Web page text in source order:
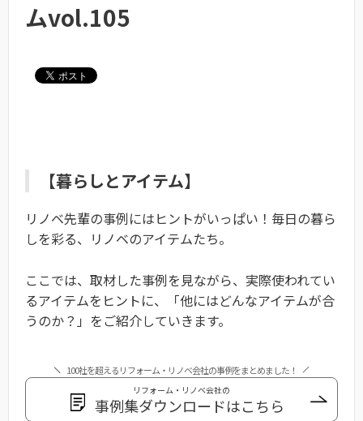
ムvol.105
【暮らしとアイテム】
リノベ先輩の事例にはヒントがいっぱい！毎日の暮ら
しを彩る、リノベのアイテムたち。
ここでは、取材した事例を見ながら、実際使われてい
るアイテムをヒントに、「他にはどんなアイテムが合
うのか？」をご紹介していきます。
100社を超えるリフォーム・リノベ会社の事例をまとめました！
リフォーム・リノベ会社の
事例集ダウンロードはこちら